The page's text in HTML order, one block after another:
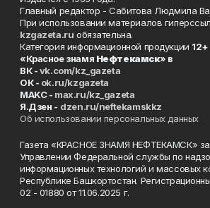
Главный редактор - Сабитова Людмила
При использовании материалов
kzgazeta.ru обязательна.
Категория информационной продукции 12+
«Красное знамя Нефтекамск» в
ВК -vk.com/kz_gazeta
ОК - ok.ru/kzgazeta
MAKC - max.ru/kz_gazeta
Я.Дзен - dzen.ru/neftekamskkz
Об использовании персональных данных
Газета «КРАСНОЕ ЗНАМЯ НЕФТЕКАМСК»
Управлении Федеральной службы по
информационных технологий и массовых
Республике Башкортостан.
02 - 01880 от 11.06.2025 г.